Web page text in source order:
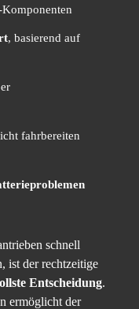
, basierend auf
fahrbereiten
schnell
ist der rechtzeitige
Entscheidung.
ermöglicht der